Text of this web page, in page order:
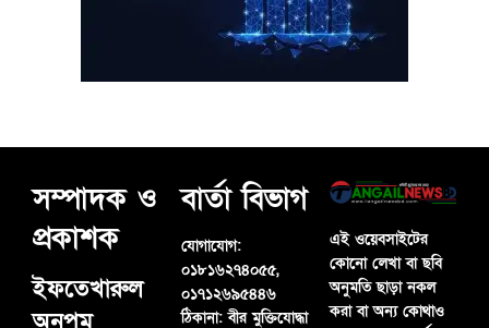
সম্পাদক ও
প্রকাশক
ইফতেখারুল
বার্তা বিভাগ
যোগাযোগ:
০১৮১৬২৭৪০৫৫,
০১৭১২৬৯৫৪৪৬
ঠিকানা:বীর মুক্তিযোদ্ধা
এই ওয়েবসাইটের
কোনো লেখা বা ছবি
অনুমতি ছাড়া নকল
করা বা অন্য কোথাও